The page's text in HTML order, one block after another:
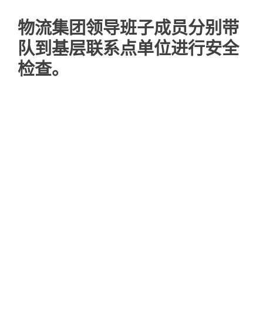
物流集团领导班子成员分别带
队到基层联系点单位进行安全
检查。